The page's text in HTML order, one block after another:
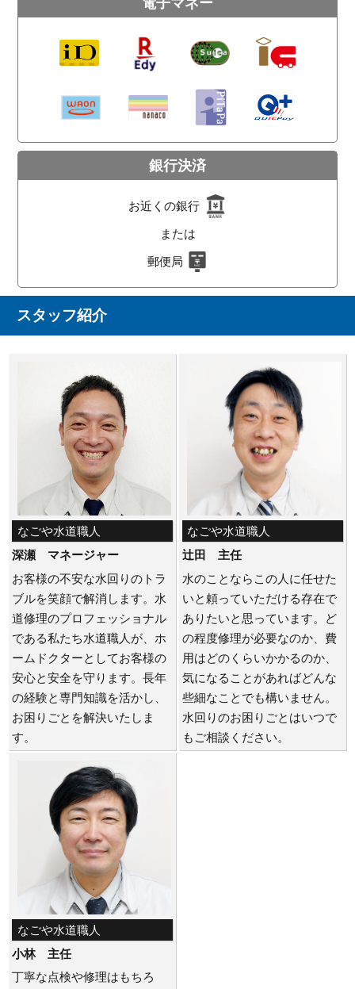
銀行決済
お近くの銀行
または
郵便局
スタッフ紹介
なごや水道職人
深瀬 マネージャー
お客様の不安な水回りのトラ
ブルを笑顔で解消します。水
道修理のプロフェッショナル
である私たち水道職人が、ホ
ームドクターとしてお客様の
安心と安全を守ります。長年
の経験と専門知識を活かし、
お困りごとを解決いたしま
す。
なごや水道職人
辻田 主任
水のことならこの人に任せた
いと頼っていただける存在で
ありたいと思っています。ど
の程度修理が必要なのか、費
用はどのくらいかかるのか、
気になることがあればどんな
些細なことでも構いません。
水回りのお困りごとはいつで
もご相談ください。
なごや水道職人
小林 主任
丁寧な点検や修理はもちろ